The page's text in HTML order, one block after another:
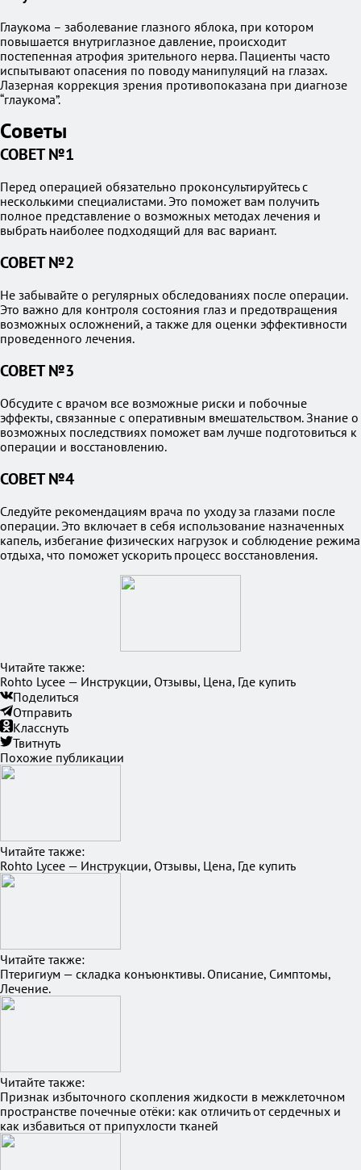
Глаукома – заболевание глазного яблока, при котором
повышается внутриглазное давление, происходит
постепенная атрофия зрительного нерва. Пациенты часто
испытывают опасения по поводу манипуляций на глазах.
Лазерная коррекция зрения противопоказана при диагнозе
“глаукома”.
Советы
СОВЕТ №1
Перед операцией обязательно проконсультируйтесь с
несколькими специалистами. Это поможет вам получить
полное представление о возможных методах лечения и
выбрать наиболее подходящий для вас вариант.
СОВЕТ №2
Не забывайте о регулярных обследованиях после операции.
Это важно для контроля состояния глаз и предотвращения
возможных осложнений, а также для оценки эффективности
проведенного лечения.
СОВЕТ №3
Обсудите с врачом все возможные риски и побочные
эффекты, связанные с оперативным вмешательством. Знание о
возможных последствиях поможет вам лучше подготовиться к
операции и восстановлению.
СОВЕТ №4
Следуйте рекомендациям врача по уходу за глазами после
операции. Это включает в себя использование назначенных
капель, избегание физических нагрузок и соблюдение режима
отдыха, что поможет ускорить процесс восстановления.
Читайте также:
Rohto Lycee — Инструкции, Отзывы, Цена, Где купить
Поделиться
Отправить
Класснуть
Твитнуть
Похожие публикации
Читайте также:
Rohto Lycee — Инструкции, Отзывы, Цена, Где купить
Читайте также:
Птеригиум — складка конъюнктивы. Описание, Симптомы,
Лечение.
Читайте также:
Признак избыточного скопления жидкости в межклеточном
пространстве почечные отёки: как отличить от сердечных и
как избавиться от припухлости тканей